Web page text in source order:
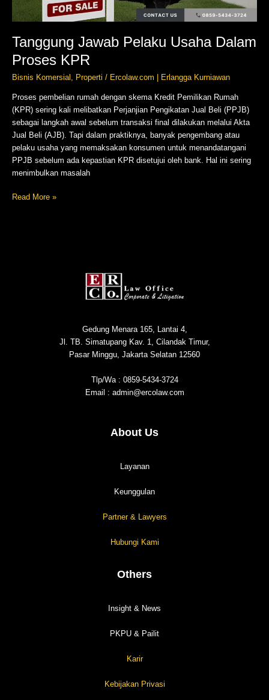
Tanggung Jawab Pelaku Usaha Dalam
Proses KPR
Bisnis Komersial Properti / Ercolaw.com | Erlangga Kurniawan
Proses pembelian rumah dengan skema Kredit Pemilikan Rumah
(KPR) sering kali melibatkan Perjanjian Pengikatan Jual Beli (PPJB)
sebagai langkah awal sebelum transaksi final dilakukan melalui Akta
Jual Beli (AJB). Tapi dalam praktiknya, banyak pengembang atau
pelaku usaha yang memaksakan konsumen untuk menandatangani
PPJB sebelum ada kepastian KPR disetujui oleh bank. Hal ini sering
menimbulkan masalah
Read More »
Gedung Menara 165, Lantai 4,
Jl. TB. Simatupang Kav. 1, Cilandak Timur,
Pasar Minggu, Jakarta Selatan 12560
Tlp/Wa : 0859-5434-3724
Email : admin@ercolaw.com
About Us
Layanan
Keunggulan
Partner & Lawyers
Hubungi Kami
Others
Insight & News
PKPU & Pailit
Karir
Kebijakan Privasi